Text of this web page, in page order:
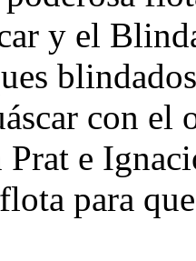
y el
con el
e
para